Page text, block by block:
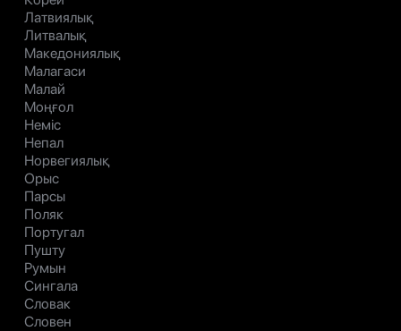
Латвиялық
Литвалық
Македониялық
Малагаси
Малай
Моңғол
Неміс
Непал
Норвегиялық
Орыс
Парсы
Поляк
Португал
Пушту
Румын
Сингала
Словак
Словен